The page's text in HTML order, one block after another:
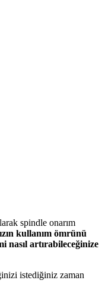
spindle onarım
kullanım ömrünü
nasıl artırabileceğinize
istediğiniz zaman